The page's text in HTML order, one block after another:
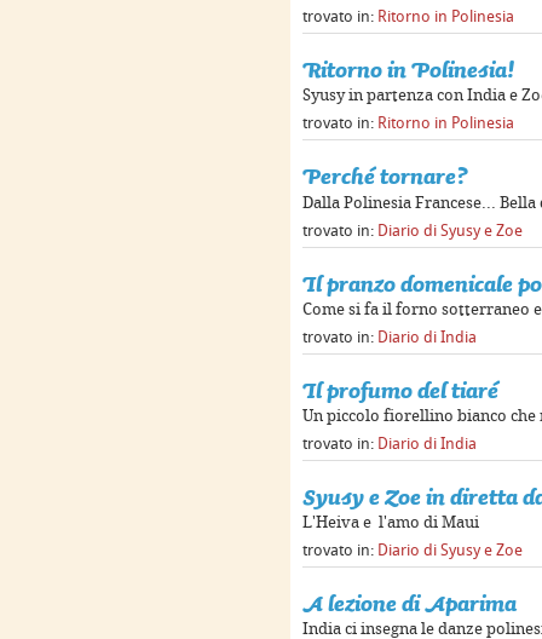
trovato in: Ritorno in Polinesia
Ritorno in Polinesia!
Syusy in partenza con India e
trovato in: Ritorno in Polinesia
Perché tornare?
Dalla Polinesia Francese... Bella
trovato in: Diario di Syusy e Zoe
Il pranzo domenicale
Come si fa il forno sotterraneo
trovato in: Diario di India
Il profumo del tiaré
Un piccolo fiorellino bianco che
trovato in: Diario di India
Syusy e Zoe in diretta
L'Heiva e l'amo di Maui
trovato in: Diario di Syusy e Zoe
A lezione di Aparima
India ci insegna le danze